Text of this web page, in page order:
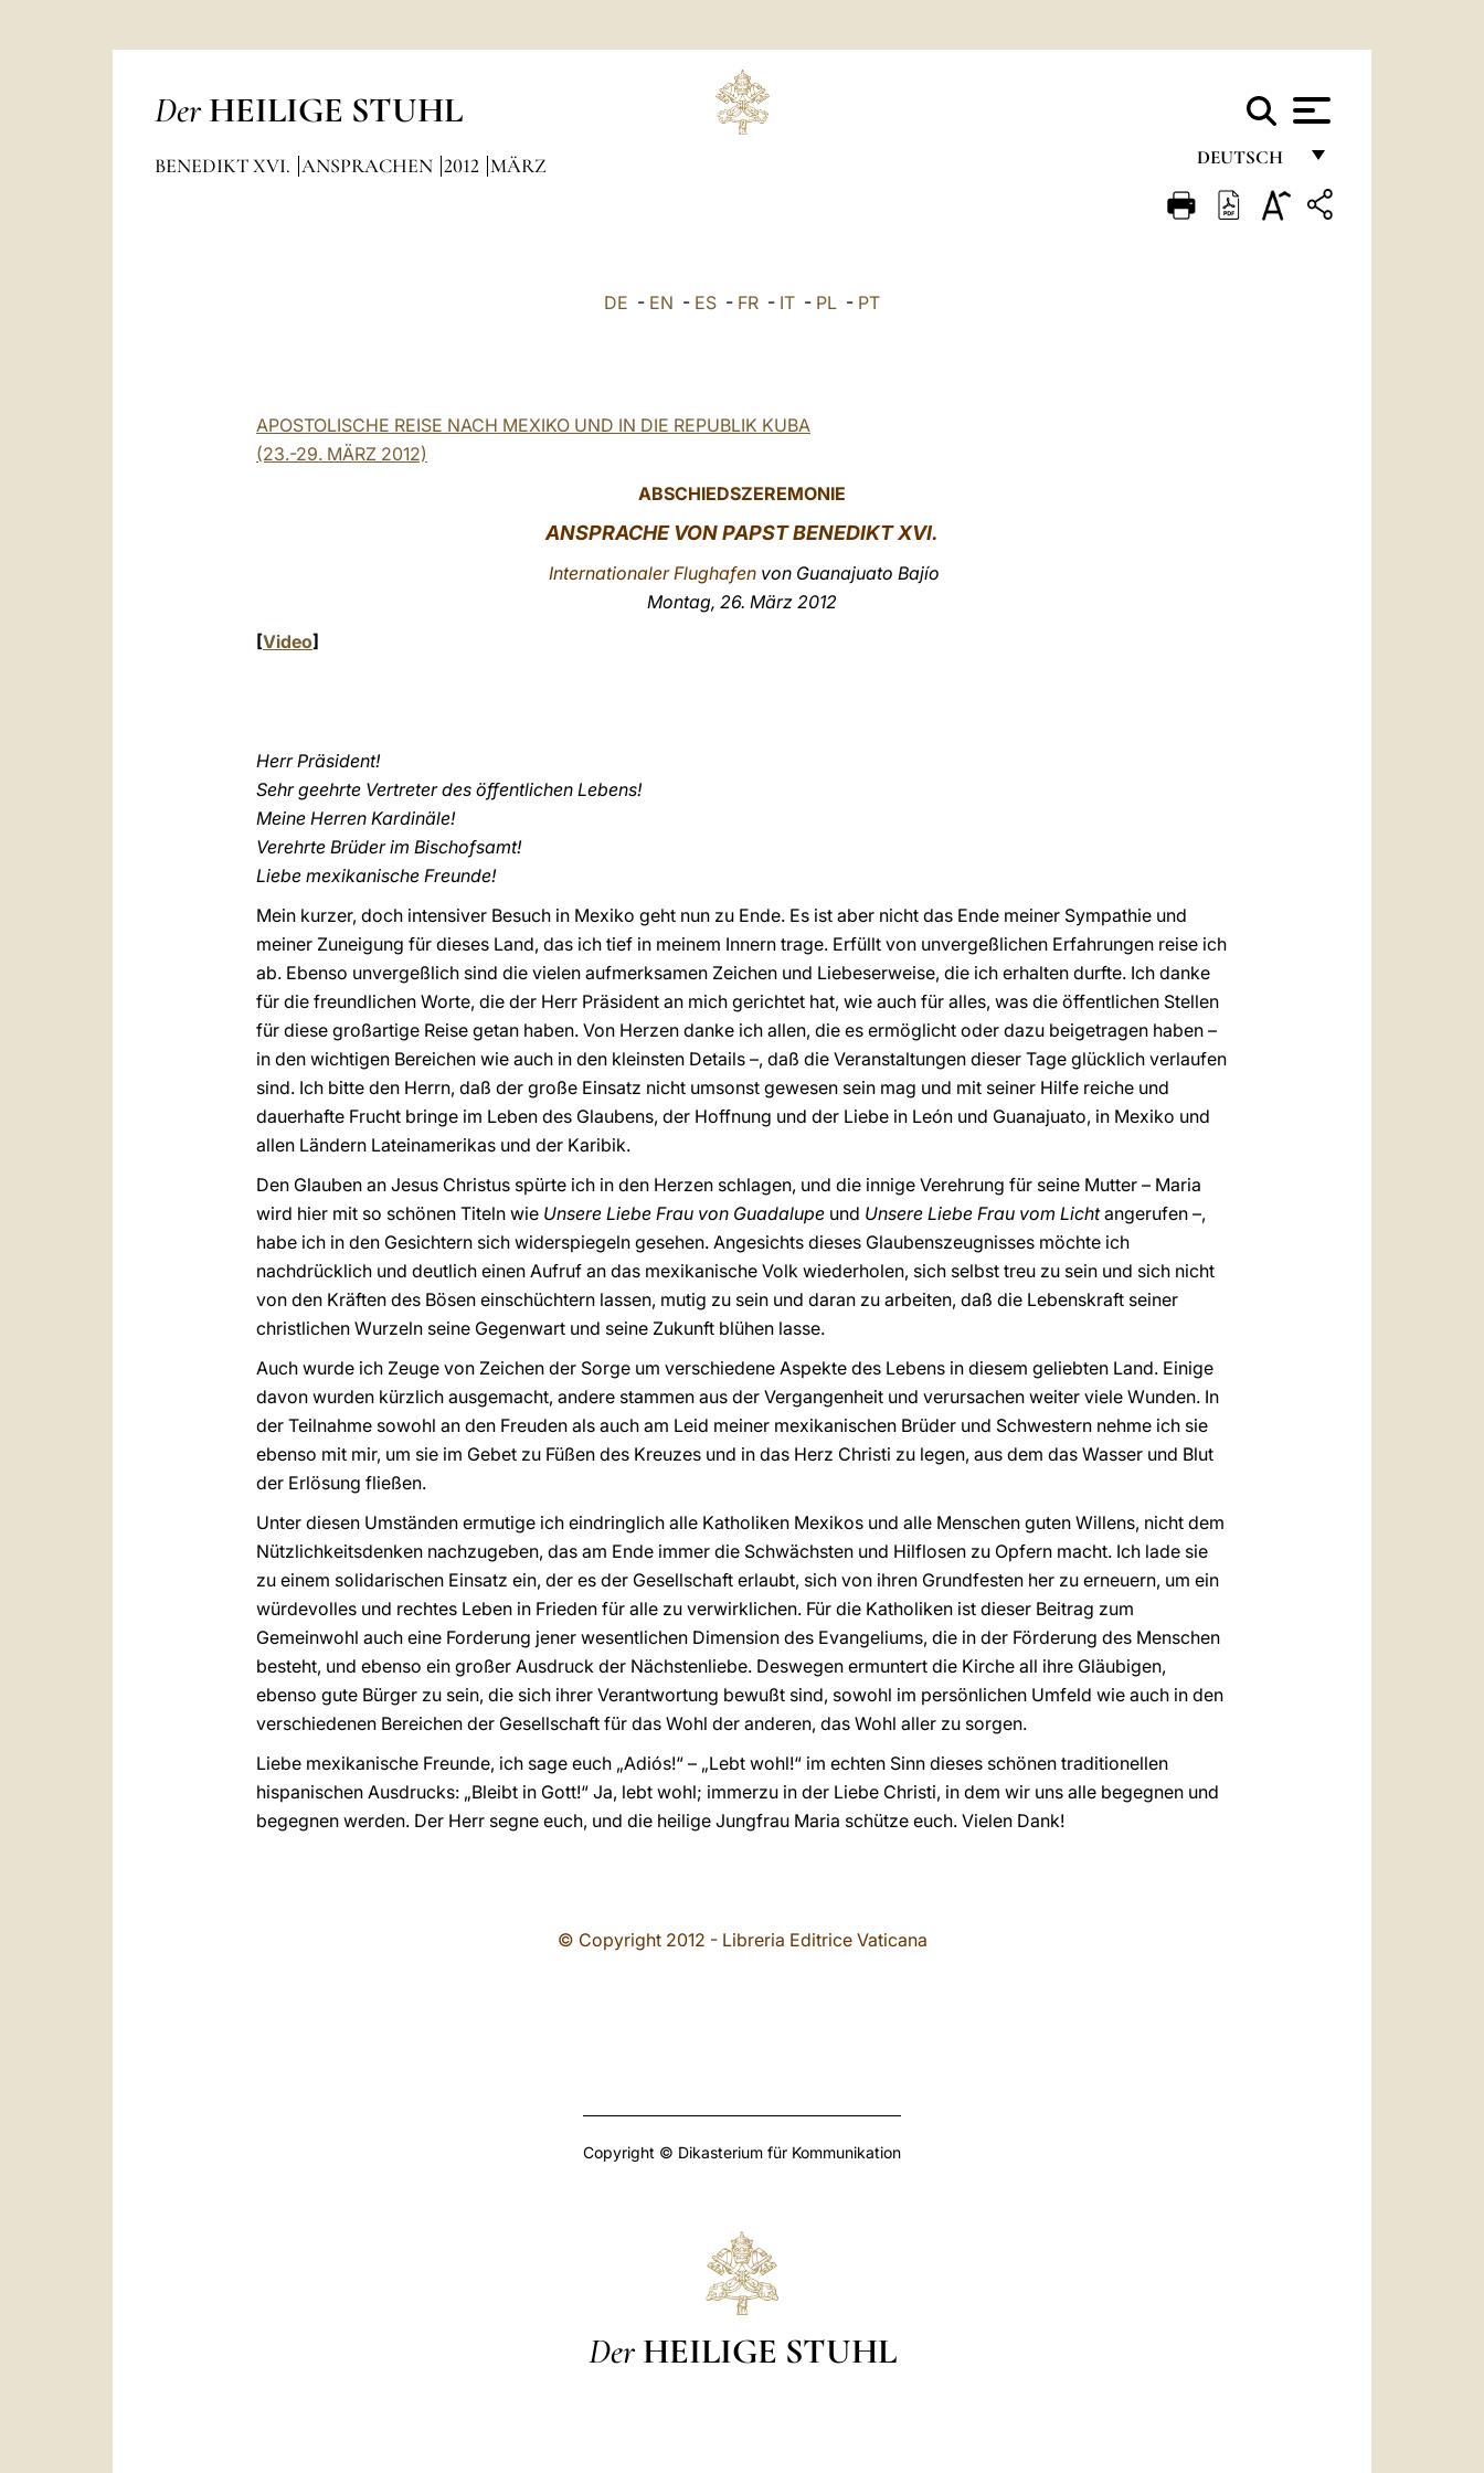
Der HEILIGE STUHL
DEUTSCH
FRANÇAIS
BENEDIKT XVI. ANSPRACHEN 2012 MÄRZ
DE - EN - ES - FR - IT - PL - PT
APOSTOLISCHE REISE NACH MEXIKO UND IN DIE REPUBLIK KUBA
(23.-29. MÄRZ 2012)
ABSCHIEDSZEREMONIE
ANSPRACHE VON PAPST BENEDIKT XVI.
Internationaler Flughafen von Guanajuato Bajío
Montag, 26. März 2012
[Video]
Herr Präsident!
Sehr geehrte Vertreter des öffentlichen Lebens!
Meine Herren Kardinäle!
Verehrte Brüder im Bischofsamt!
Liebe mexikanische Freunde!
Mein kurzer, doch intensiver Besuch in Mexiko geht nun zu Ende. Es ist aber nicht das Ende meiner Sympathie und
meiner Zuneigung für dieses Land, das ich tief in meinem Innern trage. Erfüllt von unvergeßlichen Erfahrungen reise ich
ab. Ebenso unvergeßlich sind die vielen aufmerksamen Zeichen und Liebeserweise, die ich erhalten durfte. Ich danke
für die freundlichen Worte, die der Herr Präsident an mich gerichtet hat, wie auch für alles, was die öffentlichen Stellen
für diese großartige Reise getan haben. Von Herzen danke ich allen, die es ermöglicht oder dazu beigetragen haben –
in den wichtigen Bereichen wie auch in den kleinsten Details –, daß die Veranstaltungen dieser Tage glücklich verlaufen
sind. Ich bitte den Herrn, daß der große Einsatz nicht umsonst gewesen sein mag und mit seiner Hilfe reiche und
dauerhafte Frucht bringe im Leben des Glaubens, der Hoffnung und der Liebe in León und Guanajuato, in Mexiko und
allen Ländern Lateinamerikas und der Karibik.
Den Glauben an Jesus Christus spürte ich in den Herzen schlagen, und die innige Verehrung für seine Mutter – Maria
wird hier mit so schönen Titeln wie Unsere Liebe Frau von Guadalupe und Unsere Liebe Frau vom Lichtangerufen –,
habe ich in den Gesichtern sich widerspiegeln gesehen. Angesichts dieses Glaubenszeugnisses möchte ich
nachdrücklich und deutlich einen Aufruf an das mexikanische Volk wiederholen, sich selbst treu zu sein und sich nicht
von den Kräften des Bösen einschüchtern lassen, mutig zu sein und daran zu arbeiten, daß die Lebenskraft seiner
christlichen Wurzeln seine Gegenwart und seine Zukunft blühen lasse.
Auch wurde ich Zeuge von Zeichen der Sorge um verschiedene Aspekte des Lebens in diesem geliebten Land. Einige
davon wurden kürzlich ausgemacht, andere stammen aus der Vergangenheit und verursachen weiter viele Wunden. In
der Teilnahme sowohl an den Freuden als auch am Leid meiner mexikanischen Brüder und Schwestern nehme ich sie
ebenso mit mir, um sie im Gebet zu Füßen des Kreuzes und in das Herz Christi zu legen, aus dem das Wasser und Blut
der Erlösung fließen.
Unter diesen Umständen ermutige ich eindringlich alle Katholiken Mexikos und alle Menschen guten Willens, nicht dem
Nützlichkeitsdenken nachzugeben, das am Ende immer die Schwächsten und Hilflosen zu Opfern macht. Ich lade sie
zu einem solidarischen Einsatz ein, der es der Gesellschaft erlaubt, sich von ihren Grundfesten her zu erneuern, um ein
würdevolles und rechtes Leben in Frieden für alle zu verwirklichen. Für die Katholiken ist dieser Beitrag zum
Gemeinwohl auch eine Forderung jener wesentlichen Dimension des Evangeliums, die in der Förderung des Menschen
besteht, und ebenso ein großer Ausdruck der Nächstenliebe. Deswegen ermuntert die Kirche all ihre Gläubigen,
ebenso gute Bürger zu sein, die sich ihrer Verantwortung bewußt sind, sowohl im persönlichen Umfeld wie auch in den
verschiedenen Bereichen der Gesellschaft für das Wohl der anderen, das Wohl aller zu sorgen.
Liebe mexikanische Freunde, ich sage euch „Adiós!“ – „Lebt wohl!“ im echten Sinn dieses schönen traditionellen
hispanischen Ausdrucks: „Bleibt in Gott!“ Ja, lebt wohl; immerzu in der Liebe Christi, in dem wir uns alle begegnen und
begegnen werden. Der Herr segne euch, und die heilige Jungfrau Maria schütze euch. Vielen Dank!
© Copyright 2012 - Libreria Editrice Vaticana
Copyright © Dikasterium für Kommunikation
Der HEILIGE STUHL